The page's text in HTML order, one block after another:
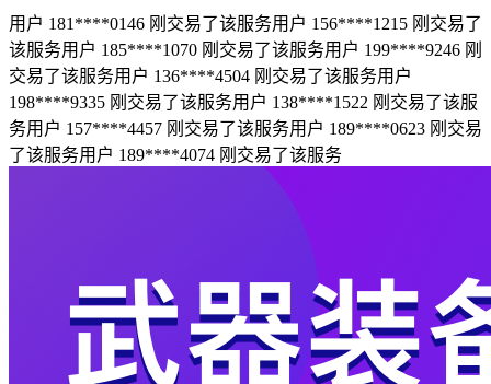
用户 181****0146 刚交易了该服务用户 156****1215 刚交易了
该服务用户 185****1070 刚交易了该服务用户 199****9246 刚
交易了该服务用户 136****4504 刚交易了该服务用户
198****9335 刚交易了该服务用户 138****1522 刚交易了该服
务用户 157****4457 刚交易了该服务用户 189****0623 刚交易
了该服务用户 189****4074 刚交易了该服务